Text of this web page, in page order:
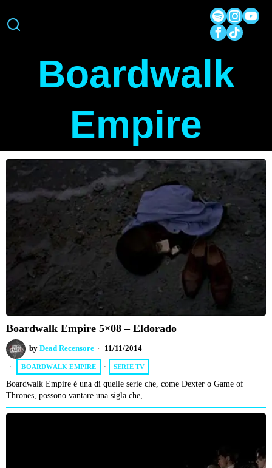
Boardwalk
Empire
Boardwalk Empire 5×08 – Eldorado
by Dead Recensore 11/11/2014
BOARDWALK EMPIRE · SERIE TV
Boardwalk Empire è una di quelle serie che, come Dexter o Game of
Thrones, possono vantare una sigla che,…